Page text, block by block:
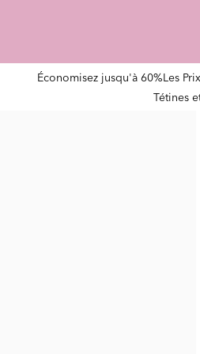
Économisez jusqu'à 60%Les
Tétines